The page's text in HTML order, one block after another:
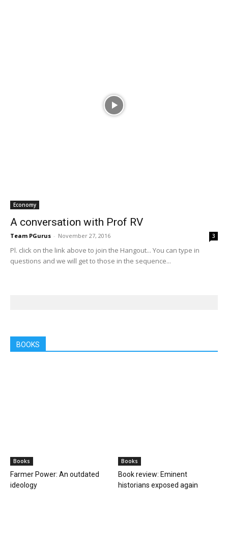
Economy
A conversation with Prof RV
Team PGurus - November 27, 2016 3
Pl. click on the link above to join the Hangout... You can type in
questions and we will get to those in the sequence...
BOOKS
Books
Farmer Power: An outdated
ideology
Books
Book review: Eminent
historians exposed again